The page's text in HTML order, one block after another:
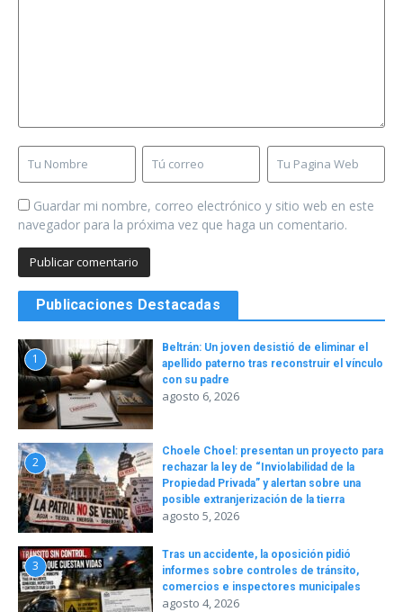
Guardar mi nombre, correo electrónico y sitio web en este
navegador para la próxima vez que haga un comentario.
Publicaciones Destacadas
1
Beltrán: Un joven desistió de eliminar el
apellido paterno tras reconstruir el vínculo
con su padre
agosto 6, 2026
2
Choele Choel: presentan un proyecto para
rechazar la ley de “Inviolabilidad de la
Propiedad Privada” y alertan sobre una
posible extranjerización de la tierra
agosto 5, 2026
3
Tras un accidente, la oposición pidió
informes sobre controles de tránsito,
comercios e inspectores municipales
agosto 4, 2026